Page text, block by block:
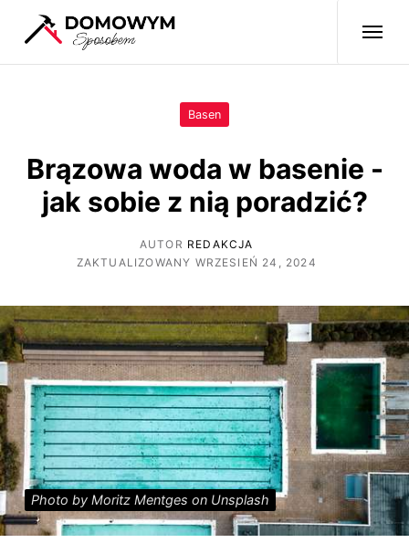
Basen
Brązowa woda w basenie -
jak sobie z nią poradzić?
AUTOR REDAKCJA
ZAKTUALIZOWANY WRZESIEŃ 24, 2024
Photo by Moritz Mentges on Unsplash